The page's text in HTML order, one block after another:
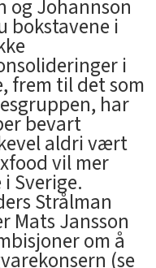
og Johannson
bokstavene i
i
frem til det som
har
bevart
aldri vært
vil mer
Sverige.
Strålman
Mats Jansson
om å
(se